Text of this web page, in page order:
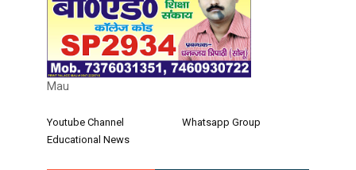
Mau
Youtube Channel
Whatsapp Group
Educational News